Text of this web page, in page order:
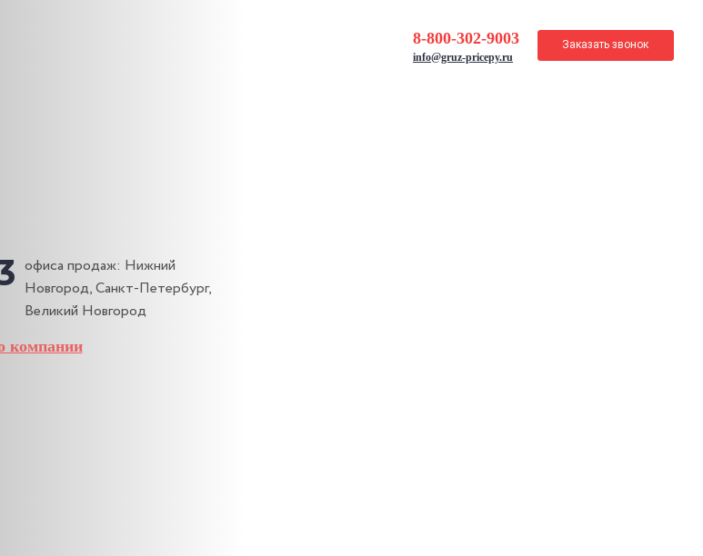
Заказать звонок
8-800-302-9003
info@gruz-pricepy.ru
офиса продаж: Нижний
Новгород, Санкт-Петербург,
Великий Новгород
компании